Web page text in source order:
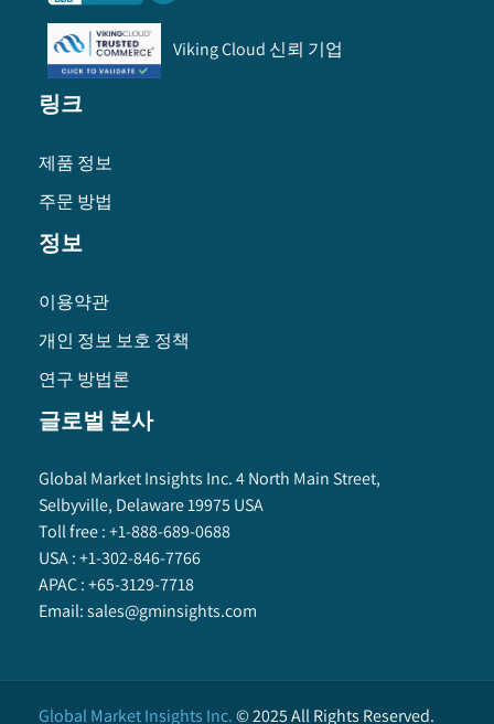
Viking Cloud 신뢰 기업
링크
제품 정보
주문 방법
정보
이용약관
개인 정보 보호 정책
연구 방법론
글로벌 본사
Global Market Insights Inc. 4 North Main Street,
Selbyville, Delaware 19975 USA
Toll free :+1-888-689-0688
USA :+1-302-846-7766
APAC :+65-3129-7718
Email:sales@gminsights.com
Global Market Insights Inc.©2025All Rights Reserved.